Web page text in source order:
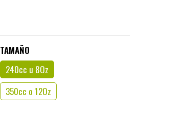
TAMAÑO
240cc u 8Oz
350cc o 12Oz